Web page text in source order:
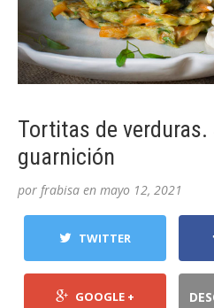
Tortitas de verduras.
guarnición
por frabisa en mayo 12, 2021
TWITTER
GOOGLE +